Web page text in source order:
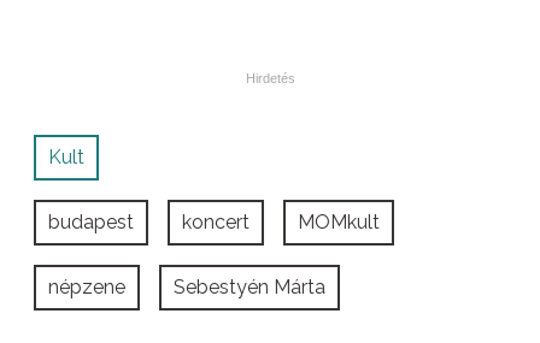
Kult
budapest koncert MOMkult
népzene Sebestyén Márta